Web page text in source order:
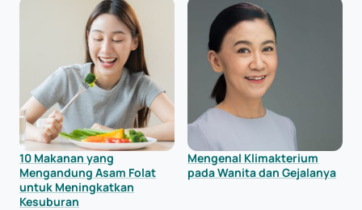
10 Makanan yang
Mengandung Asam Folat
untuk Meningkatkan
Kesuburan
Mengenal Klimakterium
pada Wanita dan Gejalanya